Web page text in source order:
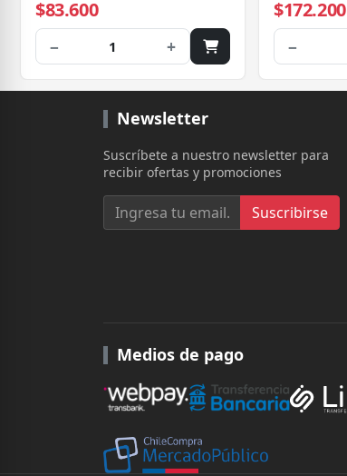
$83.600
− 1 +
$172.200
−
Newsletter
Suscríbete a nuestro newsletter para
recibir ofertas y promociones
Suscribirse
Medios de pago